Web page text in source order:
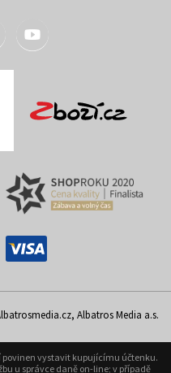
Albatros Media a.s.
povinen vystavit kupujícímu účtenku.
u správce daně on-line; v případě